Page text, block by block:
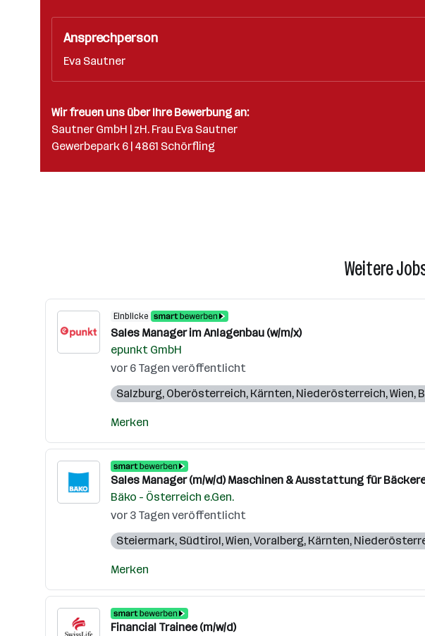
Ansprechperson
Eva Sautner
Wir freuen uns über Ihre Bewerbung an:
Sautner GmbH | zH. Frau Eva Sautner
Gewerbepark 6 | 4861 Schörfling
Weitere
Einblicke
Sales Manager im Anlagenbau (w/m/x)
epunkt GmbH
vor 6 Tagen veröffentlicht
Salzburg, Oberösterreich, Kärnten, Niederösterreich,Wien,
Merken
Sales Manager (m/w/d) Maschinen & Ausstattung für
Bäko - Österreich e.Gen.
vor 3 Tagen veröffentlicht
Steiermark, Südtirol,Wien,Voralberg, Kärnten,
Merken
Financial Trainee (m/w/d)